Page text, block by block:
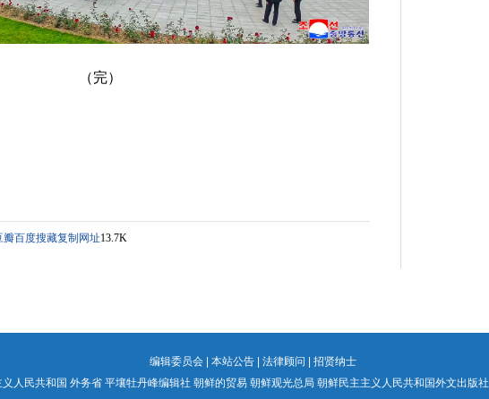
（完）
瓣百度搜藏复制网址13.7K
编辑委员会| 本站公告| 法律顾问
招贤纳士
人民共和国 外务省 平壤牡丹峰编辑社 朝鲜的贸易 朝鲜观光总局 朝鲜民主主义人民共和国外文出版社